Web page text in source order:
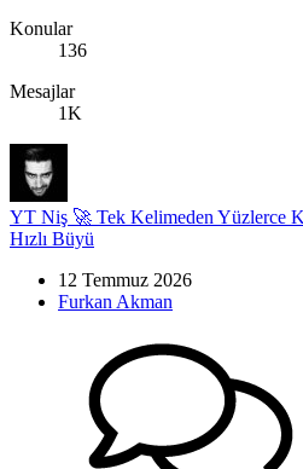
Konular
136
Mesajlar
1K
YT Niş 🚀 Tek Kelimeden Yüzlerce
Hızlı Büyü
12 Temmuz 2026
Furkan Akman